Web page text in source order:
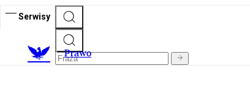
Serwisy
Prawo